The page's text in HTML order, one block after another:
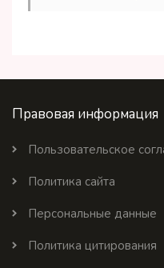
Правовая информация
Пользовательское
Политика сайта
Персональные данные
Политика цитирования